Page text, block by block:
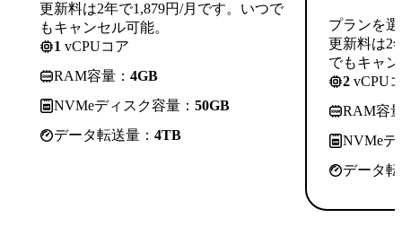
更新料は2年で1,879円/月です。いつで
もキャンセル可能。
1 vCPUコア
RAM容量： 4GB
NVMeディスク容量： 50GB
データ転送量： 4TB
プランを
更新料は2
でもキャ
2 vCPU
RAM容
NVMeデ
データ